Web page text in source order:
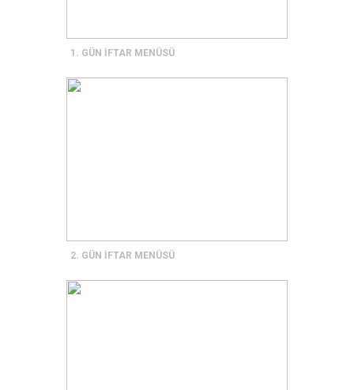
1. GÜN İFTAR MENÜSÜ
2. GÜN İFTAR MENÜSÜ